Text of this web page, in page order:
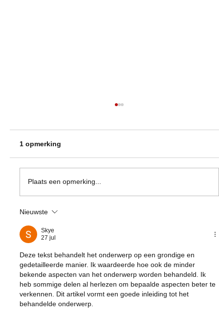
Wat te doen tegen acne?
1 opmerking
Plaats een opmerking...
Nieuwste
Skye
27 jul
Deze tekst behandelt het onderwerp op een grondige en
gedetailleerde manier. Ik waardeerde hoe ook de minder
bekende aspecten van het onderwerp worden behandeld. Ik
heb sommige delen al herlezen om bepaalde aspecten beter te
verkennen. Dit artikel vormt een goede inleiding tot het
behandelde onderwerp.